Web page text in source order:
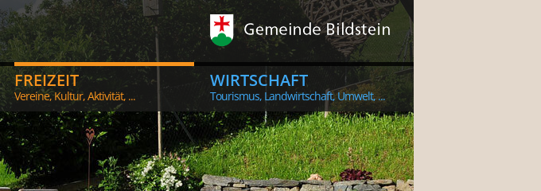
FREIZEIT
Vereine, Kultur, Aktivität, ...
WIRTSCHAFT
Tourismus, Landwirtschaft, Umwelt, ...